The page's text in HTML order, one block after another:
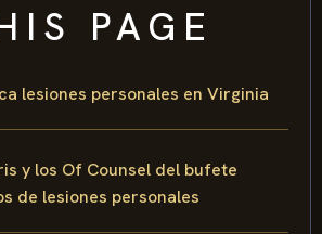
PAGE
lesiones personales en Virginia
y los Of Counsel del bufete
de lesiones personales